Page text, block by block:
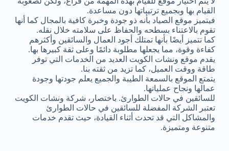
القيام بها وبجميع ترتيباتها دون مساعدة.
فيتميز موقع الصياد بأنه ذو جودة وخبرة كافية بالمجال كما أنها
تقوم بالاعتناء بسطحه والحفاظ على سلامته خلال نقله.
كما تتميز أيضًا بأنها تمتلك أجود العمال والسائقين وأكثرهم
كفاءة وقوة، مما يجعلها مطلوبة دائمًا وعلى ثقة كبيرها بها.
يقدم موقع ونشات الكويت العديد من الخدمات التي توفر
طاقة ووقت العميل، كما تزيد من ثقته بنا.
يتمتع الموقع بالسمعة الطيبة والجميع يعلم جودتها وجودة
عمالها ونجاح عملياتها.
للسائقين في حالات الطوارئ. باختصار، شركة ونشات الكويت
تعتبر الشركة المفضلة للسائقين في حالات الطوارئ
والمشاكل التي قد تحدث أثناء القيادة، حيث تقدم خدمات
متنوعة ومتميزة.